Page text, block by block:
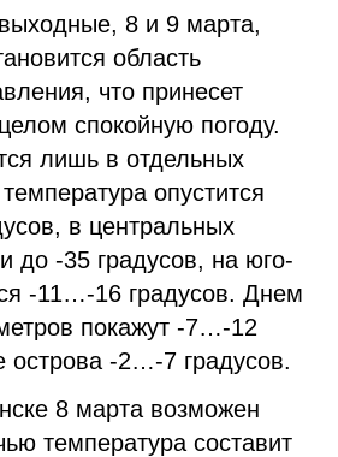
8 и 9 марта,
область
что принесет
спокойную погоду.
лишь в отдельных
опустится
в центральных
до -35 градусов, на юго-
-11…-16 градусов. Днем
покажут -7…-12
острова -2…-7 градусов.
8 марта возможен
температура составит